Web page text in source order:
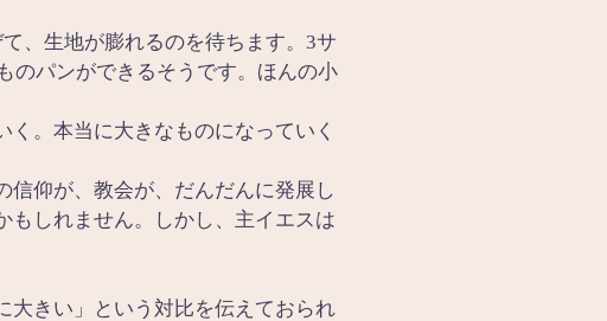
、生地が膨れるのを待ちます。3サ
のパンができるそうです。ほんの小
。本当に大きなものになっていく
仰が、教会が、だんだんに発展し
もしれません。しかし、主イエスは
きい」という対比を伝えておられ